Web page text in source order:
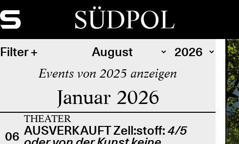
SÜDPOL
Filter
Events von 2025 anzeigen
Januar 2026
06
THEATER
AUSVERKAUFT Zell:stoff: 4/5